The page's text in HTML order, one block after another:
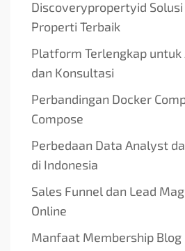
Discoverypropertyid
Properti Terbaik
Platform Terlengkap untuk
dan Konsultasi
Perbandingan Docker
Compose
Perbedaan Data Analyst
di Indonesia
Sales Funnel dan Lead
Online
Manfaat Membership